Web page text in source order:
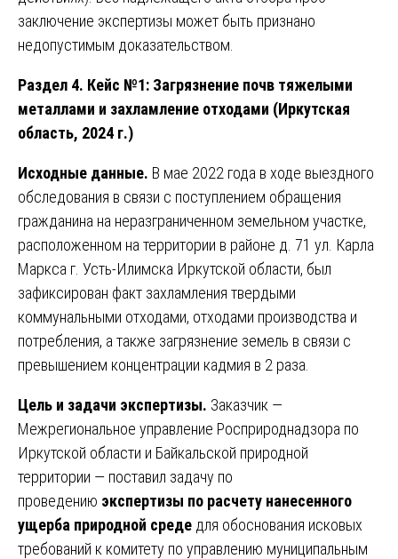
заключение экспертизы может быть признано
недопустимым доказательством.
Раздел 4. Кейс №1: Загрязнение почв тяжелыми
металлами и захламление отходами (Иркутская
область, 2024 г.)
Исходные данные. В мае 2022 года в ходе выездного
обследования в связи с поступлением обращения
гражданина на неразграниченном земельном участке,
расположенном на территории в районе д. 71 ул. Карла
Маркса г. Усть-Илимска Иркутской области, был
зафиксирован факт захламления твердыми
коммунальными отходами, отходами производства и
потребления, а также загрязнение земель в связи с
превышением концентрации кадмия в 2 раза.
Цель и задачи экспертизы. Заказчик —
Межрегиональное управление Росприроднадзора по
Иркутской области и Байкальской природной
территории — поставил задачу по
проведению экспертизы по расчету нанесенного
ущерба природной среде для обоснования исковых
требований к комитету по управлению муниципальным